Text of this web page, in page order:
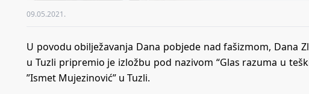
09.05.2021.
U povodu obilježavanja Dana pobjede nad fašizmom, Dana
u Tuzli pripremio je izložbu pod nazivom “Glas razuma u
”Ismet Mujezinović” u Tuzli.